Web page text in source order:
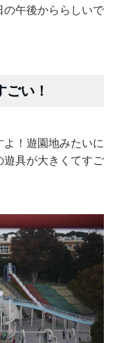
午後かららしいで
い！
！遊園地みたいに
遊具が大きくてすご